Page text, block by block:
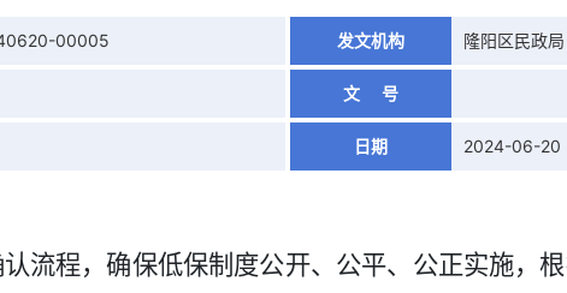
00005 发文机构 隆阳区民政局
文 号
日期 2024-06-20
流程，确保低保制度公开、公平、公正实施，